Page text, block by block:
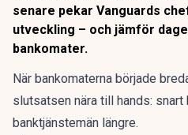
senare pekar Vanguards
utveckling – och jämför
bankomater.
När bankomaterna började
slutsatsen nära till hands: snart
banktjänstemän längre.